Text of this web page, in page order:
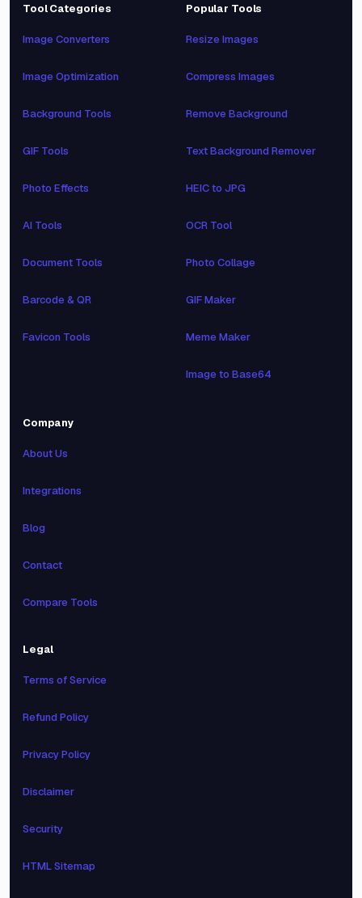
Tool Categories
Image Converters
Image Optimization
Background Tools
GIF Tools
Photo Effects
AI Tools
Document Tools
Barcode & QR
Favicon Tools
Popular Tools
Resize Images
Compress Images
Remove Background
Text Background Remover
HEIC to JPG
OCR Tool
Photo Collage
GIF Maker
Meme Maker
Image to Base64
Company
About Us
Integrations
Blog
Contact
Compare Tools
Legal
Terms of Service
Refund Policy
Privacy Policy
Disclaimer
Security
HTML Sitemap